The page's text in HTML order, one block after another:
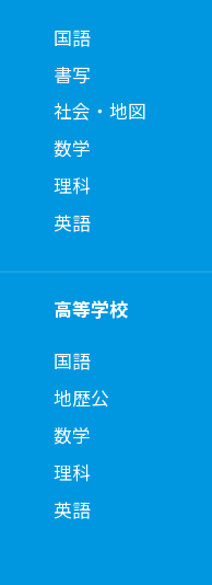
国語
書写
社会・地図
数学
理科
英語
高等学校
国語
地歴公
数学
理科
英語